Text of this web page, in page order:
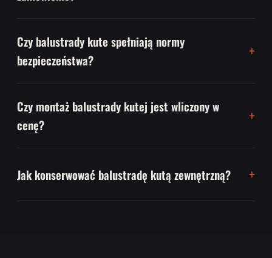
Czy balustrady kute spełniają normy
bezpieczeństwa?
Czy montaż balustrady kutej jest wliczony w
cenę?
Jak konserwować balustradę kutą zewnętrzną?